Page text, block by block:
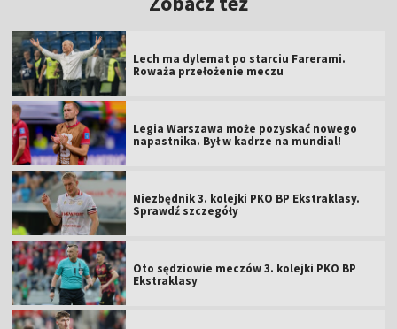
Lech ma dylemat po starciu Farerami.
Roważa przełożenie meczu
Legia Warszawa może pozyskać nowego
napastnika. Był w kadrze na mundial!
Niezbędnik 3. kolejki PKO BP Ekstraklasy.
Sprawdź szczegóły
Oto sędziowie meczów 3. kolejki PKO BP
Ekstraklasy